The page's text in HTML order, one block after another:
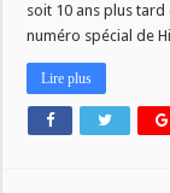
soit 10 ans plus
numéro spécial de
Lire plus